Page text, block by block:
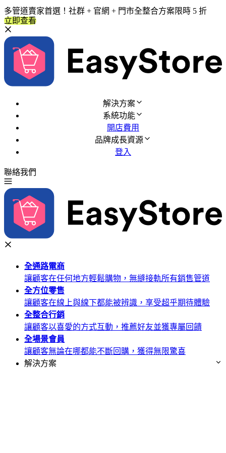
多管道賣家首選！社群 + 官網 + 門市全整合方案限時 5 折
立即查看
解決方案
系統功能
開店費用
品牌成長資源
登入
聯絡我們
全通路電商
讓顧客在任何地方輕鬆購物，無縫接軌所有銷售管道
全方位零售
讓顧客在線上與線下都能被辨識，享受超乎期待體驗
全整合行銷
讓顧客以喜愛的方式互動，推薦好友並獲專屬回饋
全場景會員
讓顧客無論在哪都能不斷回購，獲得無限驚喜
解決方案